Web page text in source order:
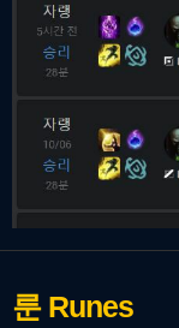
룬 Runes